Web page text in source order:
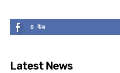
0 फैंस
Latest News